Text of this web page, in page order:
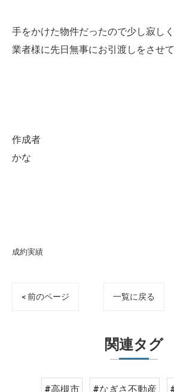
手をかけた物件だったので少し寂し
業者様に先日無事にお引渡しをさせ
作成者
かな
成約実績
< 前のページ 一覧に戻る
関連タグ
#高槻市 #なぎさ不動産